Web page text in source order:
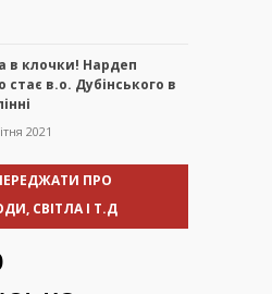
в клочки! Нардеп
стає в.о. Дубінського в
2021
ПРО
СВІТЛА І Т.Д